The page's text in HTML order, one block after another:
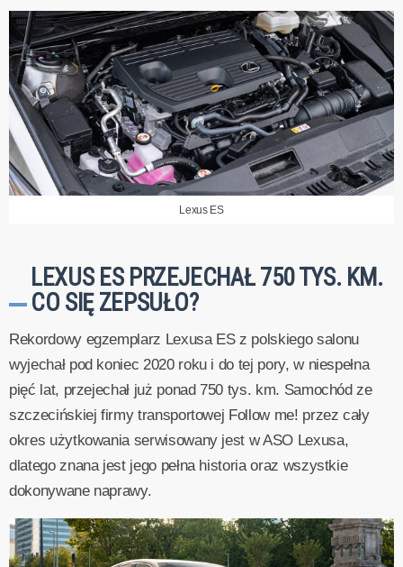
Lexus ES
LEXUS ES PRZEJECHAŁ 750 TYS. KM.
CO SIĘ ZEPSUŁO?
Rekordowy egzemplarz Lexusa ES z polskiego salonu
wyjechał pod koniec 2020 roku i do tej pory, w niespełna
pięć lat, przejechał już ponad 750 tys. km. Samochód ze
szczecińskiej firmy transportowej Follow me! przez cały
okres użytkowania serwisowany jest w ASO Lexusa,
dlatego znana jest jego pełna historia oraz wszystkie
dokonywane naprawy.